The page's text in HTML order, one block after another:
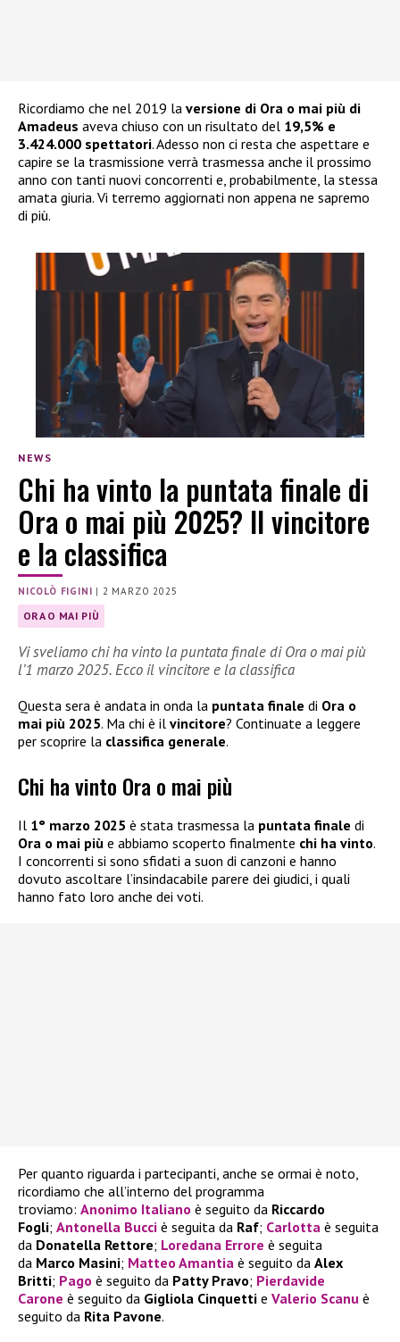
Ricordiamo che nel 2019 la versione di Ora o mai più di
Amadeus aveva chiuso con un risultato del 19,5% e
3.424.000 spettatori. Adesso non ci resta che aspettare e
capire se la trasmissione verrà trasmessa anche il prossimo
anno con tanti nuovi concorrenti e, probabilmente, la stessa
amata giuria. Vi terremo aggiornati non appena ne sapremo
di più.
NEWS
Chi ha vinto la puntata finale di
Ora o mai più 2025? Il vincitore
e la classifica
NICOLÒ FIGINI | 2 MARZO 2025
ORA O MAI PIÙ
Vi sveliamo chi ha vinto la puntata finale di Ora o mai più
l’1 marzo 2025. Ecco il vincitore e la classifica
Questa sera è andata in onda la puntata finale di Ora o
mai più 2025. Ma chi è il vincitore? Continuate a leggere
per scoprire la classifica generale.
Chi ha vinto Ora o mai più
Il 1° marzo 2025 è stata trasmessa la puntata finale di
Ora o mai più e abbiamo scoperto finalmente chi ha vinto.
I concorrenti si sono sfidati a suon di canzoni e hanno
dovuto ascoltare l’insindacabile parere dei giudici, i quali
hanno fato loro anche dei voti.
Per quanto riguarda i partecipanti, anche se ormai è noto,
ricordiamo che all’interno del programma
troviamo: Anonimo Italiano è seguito da Riccardo
Fogli; Antonella Bucci è seguita da Raf; Carlotta è seguita
da Donatella Rettore; Loredana Errore è seguita
da Marco Masini; Matteo Amantia è seguito da Alex
Britti; Pago è seguito da Patty Pravo; Pierdavide
Carone è seguito da Gigliola Cinquetti e Valerio Scanu è
seguito da Rita Pavone.